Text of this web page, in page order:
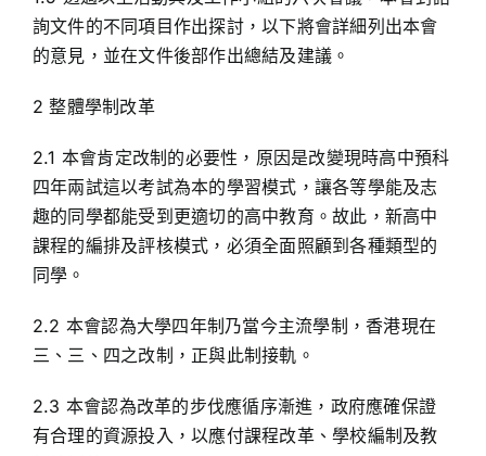
詢文件的不同項目作出探討，以下將會詳細列出本會
的意見，並在文件後部作出總結及建議。
2 整體學制改革
2.1 本會肯定改制的必要性，原因是改變現時高中預科
四年兩試這以考試為本的學習模式，讓各等學能及志
趣的同學都能受到更適切的高中教育。故此，新高中
課程的編排及評核模式，必須全面照顧到各種類型的
同學。
2.2 本會認為大學四年制乃當今主流學制，香港現在
三、三、四之改制，正與此制接軌。
2.3 本會認為改革的步伐應循序漸進，政府應確保證
有合理的資源投入，以應付課程改革、學校編制及教